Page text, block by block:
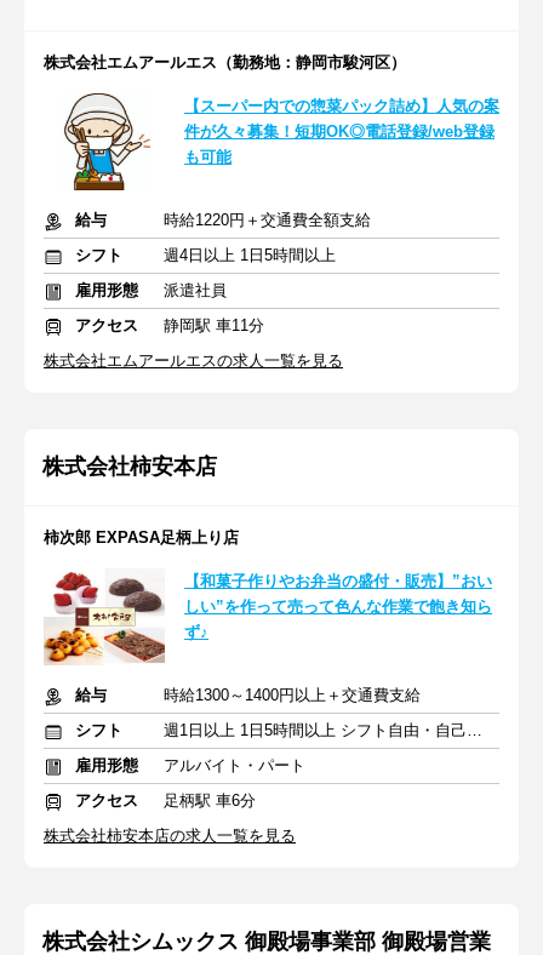
株式会社エムアールエス（勤務地：静岡市駿河区）
【スーパー内での惣菜パック詰め】人気の案
件が久々募集！短期OK◎電話登録/web登録
も可能
給与
時給1220円＋交通費全額支給
シフト
週4日以上 1日5時間以上
雇用形態
派遣社員
アクセス
静岡駅 車11分
株式会社エムアールエスの求人一覧を見る
株式会社柿安本店
柿次郎 EXPASA足柄上り店
【和菓子作りやお弁当の盛付・販売】”おい
しい”を作って売って色んな作業で飽き知ら
ず♪
給与
時給1300～1400円以上＋交通費支給
シフト
週1日以上 1日5時間以上 シフト自由・自己申告
雇用形態
アルバイト・パート
アクセス
足柄駅 車6分
株式会社柿安本店の求人一覧を見る
株式会社シムックス 御殿場事業部 御殿場営業